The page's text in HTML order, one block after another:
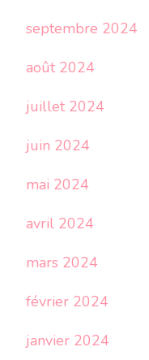
septembre 2024
août 2024
juillet 2024
juin 2024
mai 2024
avril 2024
mars 2024
février 2024
janvier 2024